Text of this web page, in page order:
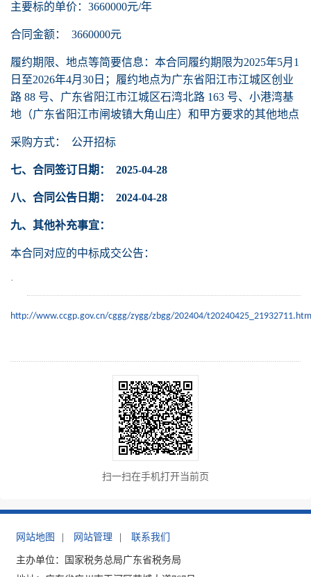
主要标的单价： 3660000元/年
合同金额： 3660000元
履约期限、地点等简要信息：本合同履约期限为2025年5月1
日至2026年4月30日；履约地点为广东省阳江市江城区创业
路 88 号、广东省阳江市江城区石湾北路 163 号、小港湾基
地（广东省阳江市闸坡镇大角山庄）和甲方要求的其他地点
采购方式： 公开招标
七、合同签订日期： 2025-04-28
八、合同公告日期： 2024-04-28
九、其他补充事宜：
本合同对应的中标成交公告：
·
http://www.ccgp.gov.cn/cggg/zygg/zbgg/202404/t20240425_21932711.htm
扫一扫在手机打开当前页
网站地图 网站管理 联系我们
主办单位：国家税务总局广东省税务局